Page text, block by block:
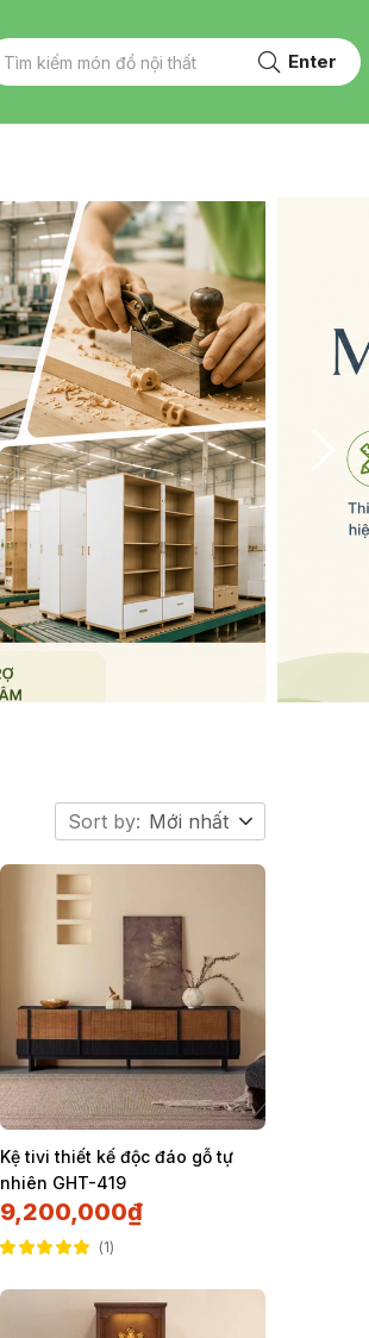
Enter
Sort by: Mới nhất
Kệ tivi thiết kế độc đáo gỗ tự
nhiên GHT-419
9,200,000₫
1